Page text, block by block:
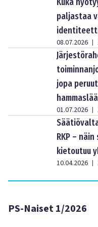
paljastaa
08.07.2026 |
jopa
01.07.2026 |
RKP –
kietoutuu
10.04.2026 |
PS-Naiset 1/2026